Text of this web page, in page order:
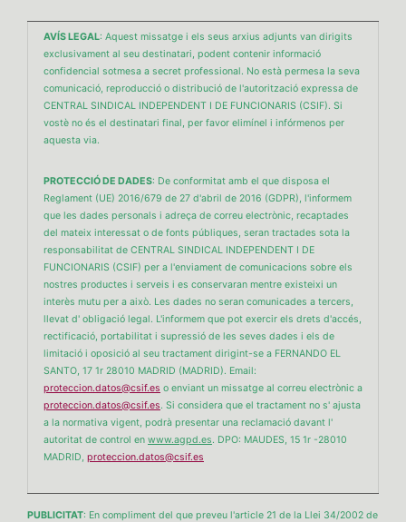
AVÍS LEGAL: Aquest missatge i els seus arxius adjunts van dirigits
exclusivament al seu destinatari, podent contenir informació
confidencial sotmesa a secret professional. No està permesa la seva
comunicació, reproducció o distribució de l'autorització expressa de
CENTRAL SINDICAL INDEPENDENT I DE FUNCIONARIS (CSIF). Si
vostè no és el destinatari final, per favor elimínel i infórmenos per
aquesta via.
PROTECCIÓ DE DADES: De conformitat amb el que disposa el
Reglament (UE) 2016/679 de 27 d'abril de 2016 (GDPR), l'informem
que les dades personals i adreça de correu electrònic, recaptades
del mateix interessat o de fonts públiques, seran tractades sota la
responsabilitat de CENTRAL SINDICAL INDEPENDENT I DE
FUNCIONARIS (CSIF) per a l'enviament de comunicacions sobre els
nostres productes i serveis i es conservaran mentre existeixi un
interès mutu per a això. Les dades no seran comunicades a tercers,
llevat d' obligació legal. L'informem que pot exercir els drets d'accés,
rectificació, portabilitat i supressió de les seves dades i els de
limitació i oposició al seu tractament dirigint-se a FERNANDO EL
SANTO, 17 1r 28010 MADRID (MADRID). Email:
proteccion.datos@csif.es o enviant un missatge al correu electrònic a
proteccion.datos@csif.es. Si considera que el tractament no s' ajusta
a la normativa vigent, podrà presentar una reclamació davant l'
autoritat de control en www.agpd.es. DPO: MAUDES, 15 1r -28010
MADRID, proteccion.datos@csif.es
PUBLICITAT: En compliment del que preveu l'article 21 de la Llei 34/2002 de